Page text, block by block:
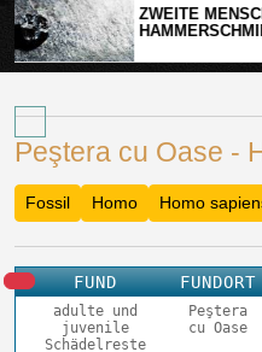
WER HAT
Peştera cu Oase -
Fossil Homo Homo
FUND FUNDORT
adulte und
juvenile
Schädelreste
Peştera
cu Oase